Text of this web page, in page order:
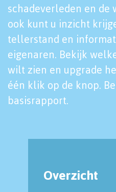
schadeverleden en de
ook kunt u inzicht
tellerstand en
eigenaren. Bekijk
wilt zien en upgrade
één klik op de knop.
basisrapport.
Overzicht